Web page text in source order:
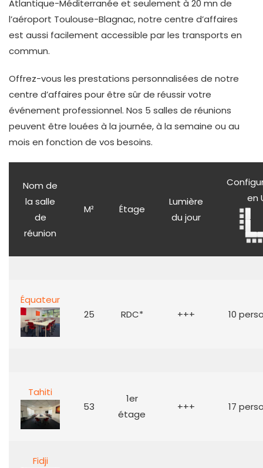
Atlantique-Méditerranée et seulement à 20 mn de
l’aéroport Toulouse-Blagnac, notre centre d’affaires
est aussi facilement accessible par les transports en
commun.
Offrez-vous les prestations personnalisées de notre
centre d’affaires pour être sûr de réussir votre
événement professionnel. Nos 5 salles de réunions
peuvent être louées à la journée, à la semaine ou au
mois en fonction de vos besoins.
Nom de
la salle
de
réunion
M² Étage
Lumière
du jour
en
Équateur
25
RDC* +++ 10
Tahiti
53
1er
étage
+++ 17
Fidji